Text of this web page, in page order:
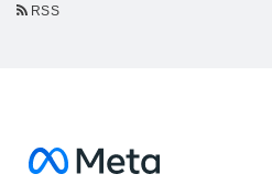
RSS
Facebook